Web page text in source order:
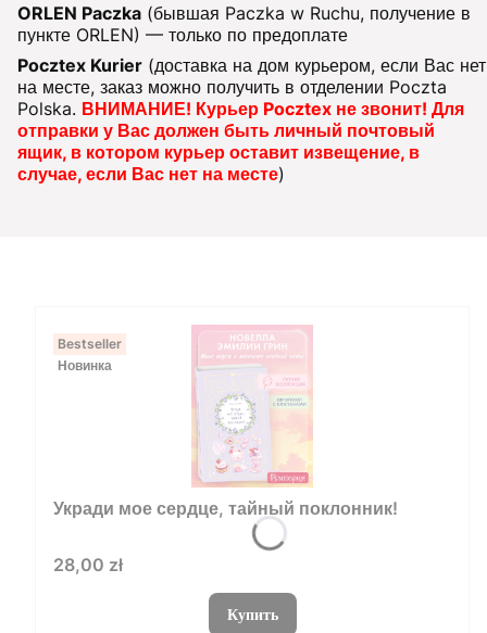
ORLEN Paczka (бывшая Paczka w Ruchu, получение в
пункте ORLEN) — только по предоплате
Pocztex Kurier (доставка на дом курьером, если Вас нет
на месте, заказ можно получить в отделении Poczta
Polska. ВНИМАНИЕ! Курьер Pocztex не звонит! Для
отправки у Вас должен быть личный почтовый
ящик, в котором курьер оставит извещение, в
случае, если Вас нет на месте)
Bestseller
Новинка
Укради мое сердце, тайный поклонник!
Цена
28,00 zł
Купить